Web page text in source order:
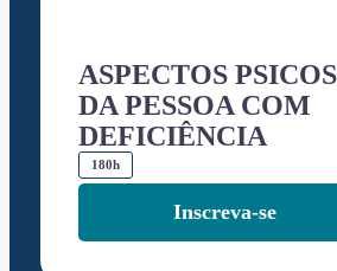
ASPECTOS
DA PESSOA COM
DEFICIÊNCIA
180h
Inscreva-se